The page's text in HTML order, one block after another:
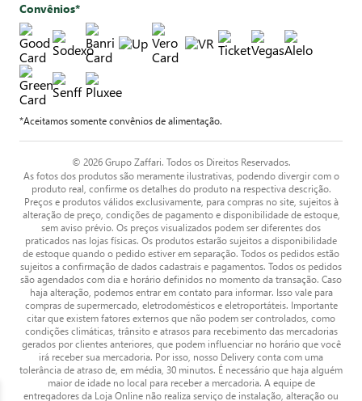
Convênios*
*Aceitamos somente convênios de alimentação.
© 2026 Grupo Zaffari. Todos os Direitos Reservados.
As fotos dos produtos são meramente ilustrativas, podendo divergir com o
produto real, confirme os detalhes do produto na respectiva descrição.
Preços e produtos válidos exclusivamente, para compras no site, sujeitos à
alteração de preço, condições de pagamento e disponibilidade de estoque,
sem aviso prévio. Os preços visualizados podem ser diferentes dos
praticados nas lojas físicas. Os produtos estarão sujeitos a disponibilidade
de estoque quando o pedido estiver em separação. Todos os pedidos estão
sujeitos a confirmação de dados cadastrais e pagamentos. Todos os pedidos
são agendados com dia e horário definidos no momento da transação. Caso
haja alteração, podemos entrar em contato para informar. Isso vale para
compras de supermercado, eletrodomésticos e eletroportáteis. Importante
citar que existem fatores externos que não podem ser controlados, como
condições climáticas, trânsito e atrasos para recebimento das mercadorias
gerados por clientes anteriores, que podem influenciar no horário que você
irá receber sua mercadoria. Por isso, nosso Delivery conta com uma
tolerância de atraso de, em média, 30 minutos. É necessário que haja alguém
maior de idade no local para receber a mercadoria. A equipe de
entregadores da Loja Online não realiza serviço de instalação, alteração ou